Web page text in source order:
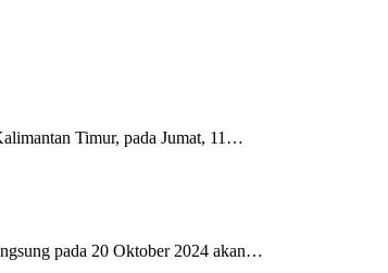
Timur, pada Jumat, 11…
pada 20 Oktober 2024 akan…